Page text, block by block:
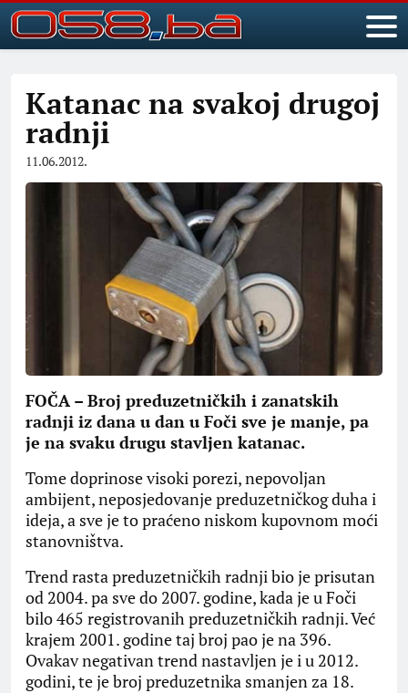
Katanac na svakoj drugoj
radnji
11.06.2012.
FOČA – Broj preduzetničkih i zanatskih
radnji iz dana u dan u Foči sve je manje, pa
je na svaku drugu stavljen katanac.
Tome doprinose visoki porezi, nepovoljan
ambijent, neposjedovanje preduzetničkog duha i
ideja, a sve je to praćeno niskom kupovnom moći
stanovništva.
Trend rasta preduzetničkih radnji bio je prisutan
od 2004. pa sve do 2007. godine, kada je u Foči
bilo 465 registrovanih preduzetničkih radnji. Već
krajem 2001. godine taj broj pao je na 396.
Ovakav negativan trend nastavljen je i u 2012.
godini, te je broj preduzetnika smanjen za 18.